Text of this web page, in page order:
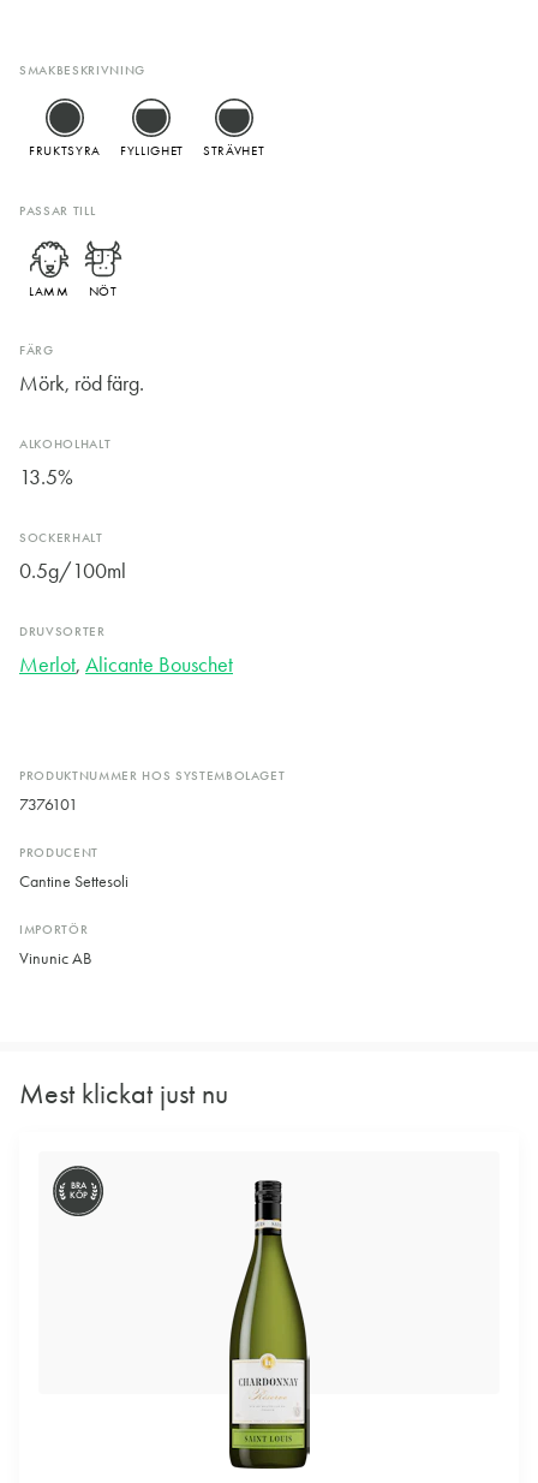
PRODUKTNUMMER HOS SYSTEMBOLAGET
7376101
PRODUCENT
Cantine Settesoli
IMPORTÖR
Vinunic AB
SMAKBESKRIVNING
FRUKTSYRA FYLLIGHET STRÄVHET
PASSAR TILL
LAMM NÖT
FÄRG
Mörk, röd färg.
ALKOHOLHALT
13.5%
SOCKERHALT
0.5g/100ml
DRUVSORTER
Merlot, Alicante Bouschet
Mest klickat just nu
BRA
KÖP